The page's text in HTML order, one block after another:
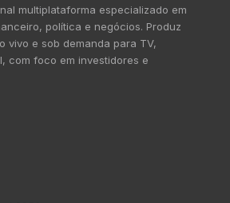
multiplataforma especializado em
política e negócios. Produz
vivo e sob demanda para TV,
com foco em investidores e